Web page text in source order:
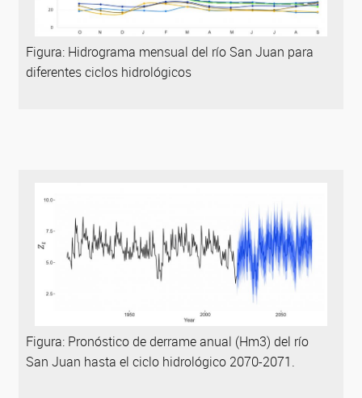
Figura: Hidrograma mensual del río San Juan para
diferentes ciclos hidrológicos
Figura: Pronóstico de derrame anual (Hm3) del río
San Juan hasta el ciclo hidrológico 2070-2071.